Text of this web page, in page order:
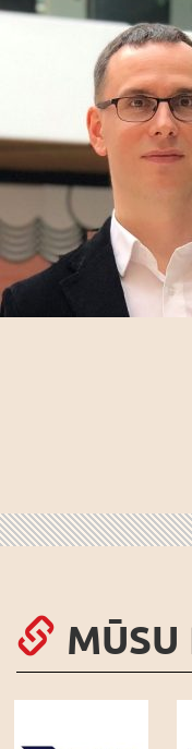
MŪSU